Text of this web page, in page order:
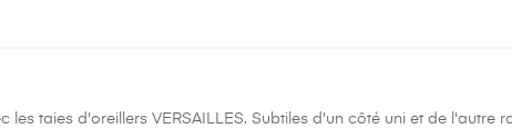
les taies d'oreillers VERSAILLES. Subtiles d'un côté uni et de l'autre